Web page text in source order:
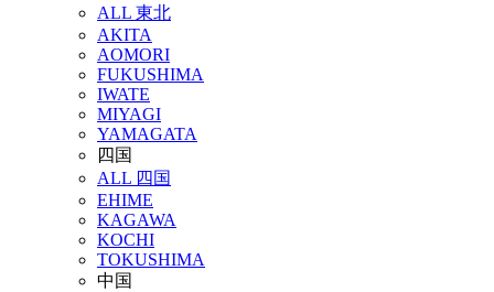
ALL 東北
AKITA
AOMORI
FUKUSHIMA
IWATE
MIYAGI
YAMAGATA
四国
ALL 四国
EHIME
KAGAWA
KOCHI
TOKUSHIMA
中国